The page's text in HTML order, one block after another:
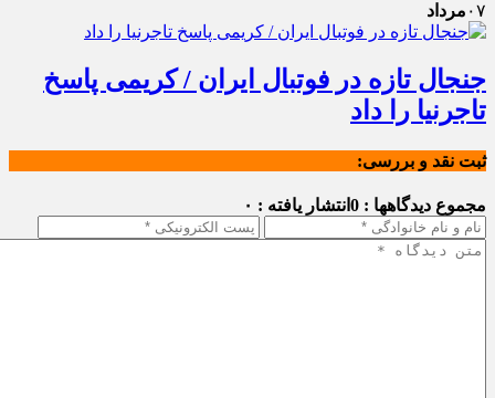
۰۷ مرداد
جنجال تازه در فوتبال ایران / کریمی پاسخ
تاجرنیا را داد
ثبت نقد و بررسی:
مجموع دیدگاهها : 0 انتشار یافته : ۰